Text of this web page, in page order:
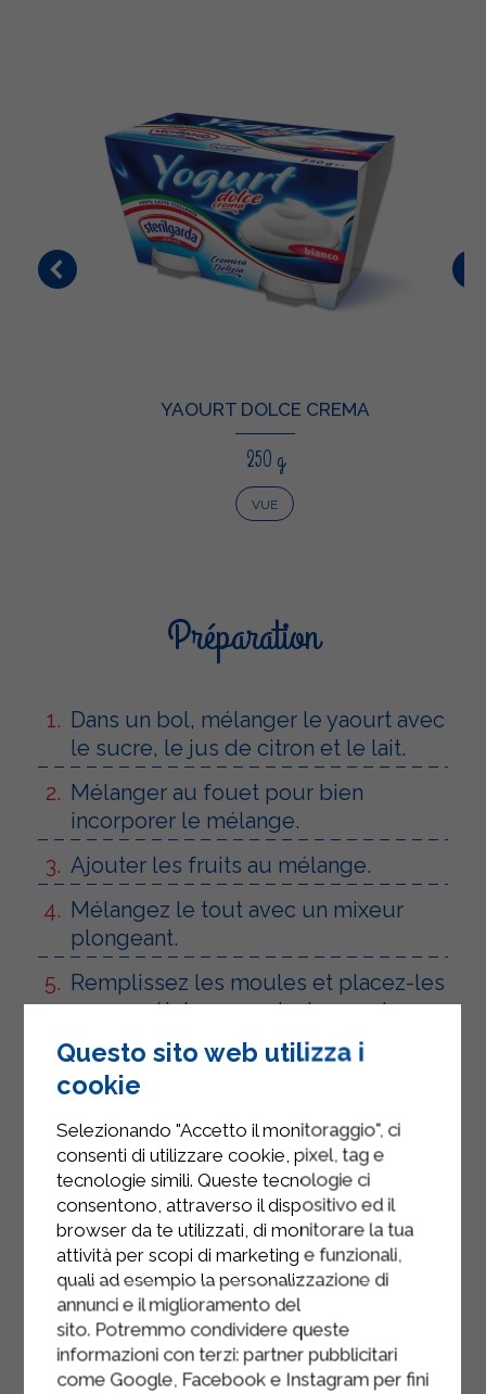
YAOURT DOLCE CREMA
250 g
VUE
Préparation
Dans un bol, mélanger le yaourt avec
le sucre, le jus de citron et le lait.
Mélanger au fouet pour bien
incorporer le mélange.
Ajouter les fruits au mélange.
Mélangez le tout avec un mixeur
plongeant.
Remplissez les moules et placez-les
au congélateur pendant au moins 3
heures.
Questo sito web utilizza i
cookie
Selezionando "Accetto il monitoraggio", ci
consenti di utilizzare cookie, pixel, tag e
tecnologie simili. Queste tecnologie ci
consentono, attraverso il dispositivo ed il
browser da te utilizzati, di monitorare la tua
attività per scopi di marketing e funzionali,
quali ad esempio la personalizzazione di
annunci e il miglioramento del
sito. Potremmo condividere queste
informazioni con terzi: partner pubblicitari
come Google, Facebook e Instagram per fini